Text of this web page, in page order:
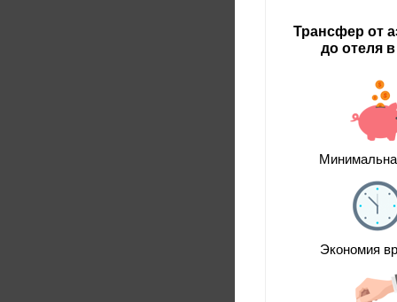
Трансфер от
до отеля
Экономия